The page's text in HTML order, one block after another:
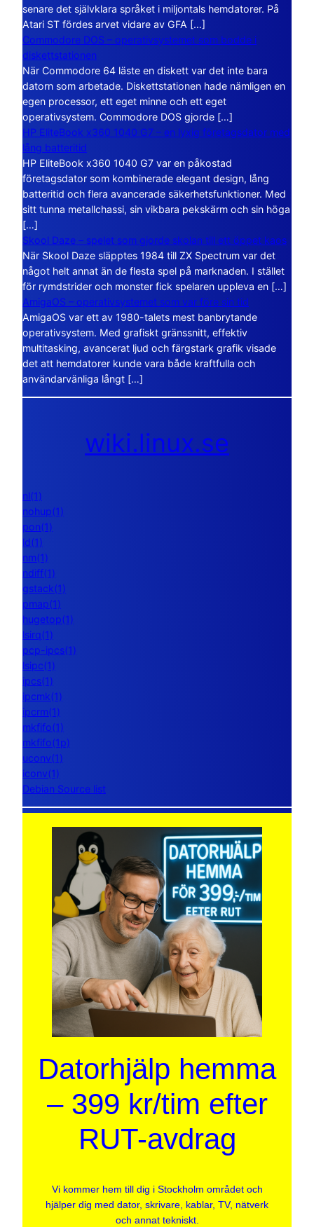
senare det självklara språket i miljontals hemdatorer. På
Atari ST fördes arvet vidare av GFA […]
Commodore DOS – operativsystemet som bodde i
diskettstationen
När Commodore 64 läste en diskett var det inte bara
datorn som arbetade. Diskettstationen hade nämligen en
egen processor, ett eget minne och ett eget
operativsystem. Commodore DOS gjorde […]
HP EliteBook x360 1040 G7 – en lyxig företagsdator med
lång batteritid
HP EliteBook x360 1040 G7 var en påkostad
företagsdator som kombinerade elegant design, lång
batteritid och flera avancerade säkerhetsfunktioner. Med
sitt tunna metallchassi, sin vikbara pekskärm och sin höga
[…]
Skool Daze – spelet som gjorde skolan till ett öppet kaos
När Skool Daze släpptes 1984 till ZX Spectrum var det
något helt annat än de flesta spel på marknaden. I stället
för rymdstrider och monster fick spelaren uppleva en […]
AmigaOS – operativsystemet som var före sin tid
AmigaOS var ett av 1980-talets mest banbrytande
operativsystem. Med grafiskt gränssnitt, effektiv
multitasking, avancerat ljud och färgstark grafik visade
det att hemdatorer kunde vara både kraftfulla och
användarvänliga långt […]
wiki.linux.se
nl(1)
nohup(1)
pon(1)
ld(1)
nm(1)
ndiff(1)
gstack(1)
pmap(1)
hugetop(1)
lsirq(1)
pcp-ipcs(1)
lsipc(1)
ipcs(1)
ipcmk(1)
ipcrm(1)
mkfifo(1)
mkfifo(1p)
uconv(1)
iconv(1)
Debian Source list
Datorhjälp hemma
– 399 kr/tim efter
RUT-avdrag
Vi kommer hem till dig i Stockholm området och
hjälper dig med dator, skrivare, kablar, TV, nätverk
och annat tekniskt.